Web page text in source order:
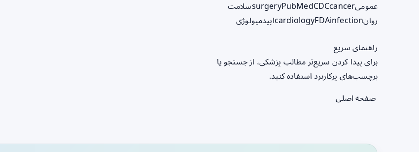
عمومی
surgeryPubMedCDCcancer
سلامت
روان
cardiologyFDAinfection اپیدمیولوژی
راهنمای سریع
برای پیدا کردن سریع‌تر مطالب پزشکی، از جستجو یا
برچسب‌های پرکاربرد استفاده کنید.
صفحه اصلی